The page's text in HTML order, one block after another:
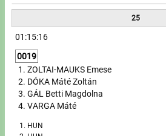
25
01:15:16
0019
ZOLTAI-MAUKS Emese
DÓKA Máté Zoltán
GÁL Betti Magdolna
VARGA Máté
HUN